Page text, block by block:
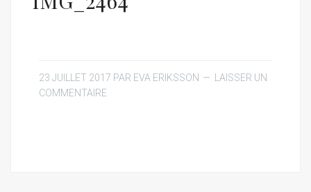
23 JUILLET 2017 PAR EVA ERIKSSON
LAISSER UN
COMMENTAIRE